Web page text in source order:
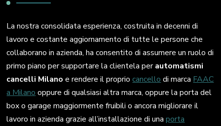
La nostra consolidata esperienza, costruita in decenni di
lavoro e costante aggiornamento di tutte le persone che
collaborano in azienda, ha consentito di assumere un ruolo di
primo piano per supportare la clientela perautomatismi
cancelli Milano e rendere il propriocancello di marca FAAC
a Milano oppure di qualsiasi altra marca, oppure la porta del
box o garage maggiormente fruibili o ancora migliorare il
lavoro in azienda grazie all’installazione di unaporta